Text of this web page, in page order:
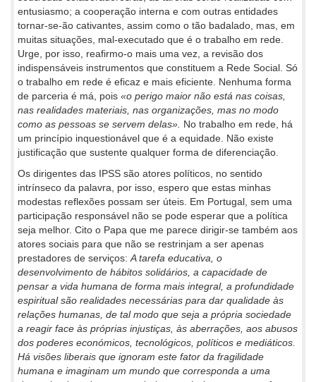
entusiasmo; a cooperação interna e com outras entidades
tornar-se-ão cativantes, assim como o tão badalado, mas, em
muitas situações, mal-executado que é o trabalho em rede.
Urge, por isso, reafirmo-o mais uma vez, a revisão dos
indispensáveis instrumentos que constituem a Rede Social. Só
o trabalho em rede é eficaz e mais eficiente. Nenhuma forma
de parceria é má, pois «o perigo maior não está nas coisas,
nas realidades materiais, nas organizações, mas no modo
como as pessoas se servem delas». No trabalho em rede, há
um princípio inquestionável que é a equidade. Não existe
justificação que sustente qualquer forma de diferenciação.
Os dirigentes das IPSS são atores políticos, no sentido
intrínseco da palavra, por isso, espero que estas minhas
modestas reflexões possam ser úteis. Em Portugal, sem uma
participação responsável não se pode esperar que a política
seja melhor. Cito o Papa que me parece dirigir-se também aos
atores sociais para que não se restrinjam a ser apenas
prestadores de serviços: A tarefa educativa, o
desenvolvimento de hábitos solidários, a capacidade de
pensar a vida humana de forma mais integral, a profundidade
espiritual são realidades necessárias para dar qualidade às
relações humanas, de tal modo que seja a própria sociedade
a reagir face às próprias injustiças, às aberrações, aos abusos
dos poderes económicos, tecnológicos, políticos e mediáticos.
Há visões liberais que ignoram este fator da fragilidade
humana e imaginam um mundo que corresponda a uma